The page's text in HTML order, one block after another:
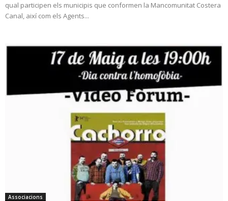
qual participen els municipis que conformen la Mancomunitat Costera
Canal, així com els Agents...
Associacions